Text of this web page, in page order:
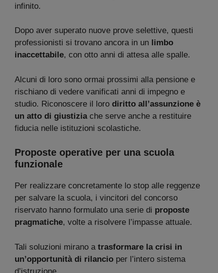
infinito.
Dopo aver superato nuove prove selettive, questi
professionisti si trovano ancora in un limbo
inaccettabile, con otto anni di attesa alle spalle.
Alcuni di loro sono ormai prossimi alla pensione e
rischiano di vedere vanificati anni di impegno e
studio. Riconoscere il loro diritto all’assunzione è
un atto di giustiziache serve anche a restituire
fiducia nelle istituzioni scolastiche.
Proposte operative per una scuola
funzionale
Per realizzare concretamente lo stop alle reggenze
per salvare la scuola, i vincitori del concorso
riservato hanno formulato una serie di proposte
pragmatiche, volte a risolvere l’impasse attuale.
Tali soluzioni mirano a trasformare la crisi in
un’opportunità di rilancio per l’intero sistema